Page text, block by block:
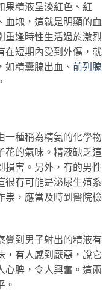
果精液呈淡紅色、紅
血塊，這就是明顯的血
重逢時性生活過於激烈
在短期內受到外傷，就
精囊腺出血、 前列腺
種稱為精氨的化學物
花的氣味。精液缺乏這
損害。另外，有的男性
很有可能是泌尿生殖系
祟，應當及時到醫院檢
到男子射出的精液有
，有人感到厭惡，說它
心脾，令人興奮。這兩
。